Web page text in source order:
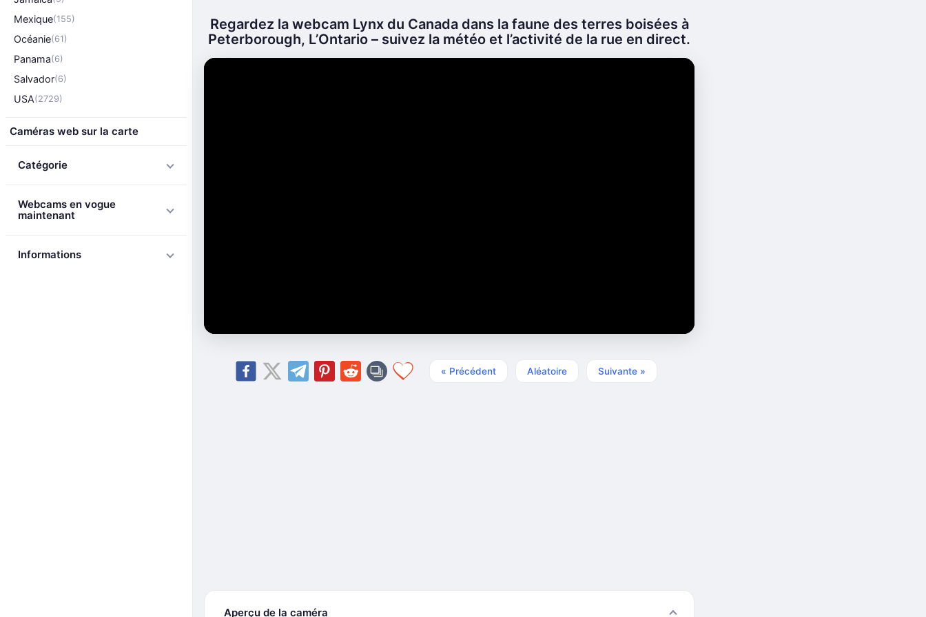
Mexique(155)
Océanie(61)
Panama(6)
Salvador(6)
USA(2729)
Caméras web sur la carte
Catégorie
Webcams en vogue
maintenant
Informations
Regardez la webcam Lynx du Canada dans la faune des terres boisées à
Peterborough, L’Ontario – suivez la météo et l’activité de la rue en direct.
« Précédent Aléatoire Suivante »
Aperçu de la caméra